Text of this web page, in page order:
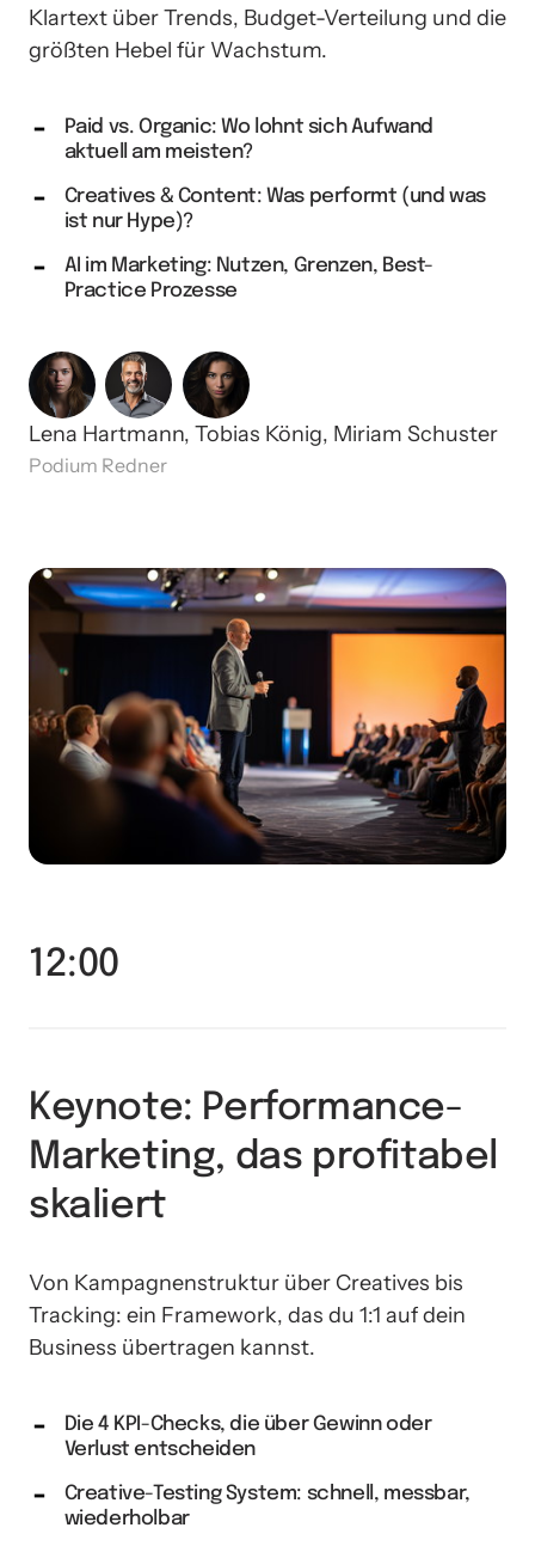
Klartext über Trends, Budget-Verteilung und die
größten Hebel für Wachstum.
Paid vs. Organic: Wo lohnt sich Aufwand
aktuell am meisten?
Creatives & Content: Was performt (und was
ist nur Hype)?
AI im Marketing: Nutzen, Grenzen, Best-
Practice Prozesse
Lena Hartmann, Tobias König, Miriam Schuster
Podium Redner
12:00
Keynote: Performance-
Marketing, das profitabel
skaliert
Von Kampagnenstruktur über Creatives bis
Tracking: ein Framework, das du 1:1 auf dein
Business übertragen kannst.
Die 4 KPI-Checks, die über Gewinn oder
Verlust entscheiden
Creative-Testing System: schnell, messbar,
wiederholbar